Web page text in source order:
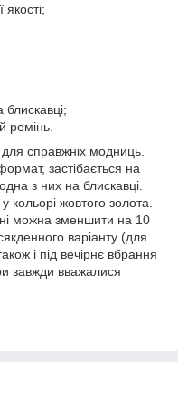
блискавці;
ремінь.
справжніх модниць.
застібається на
з них на блискавці.
жовтого золота.
можна зменшити на 10
варіанту (для
і під вечірнє вбрання
завжди вважалися